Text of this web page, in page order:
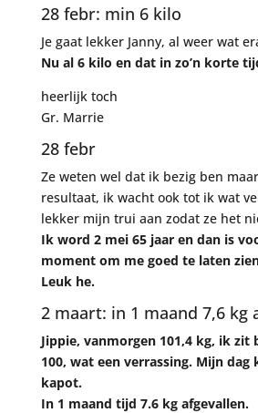
28 febr: min 6 kilo
Je gaat lekker Janny, al weer wat
Nu al 6 kilo en dat in zo’n korte
heerlijk toch
Gr. Marrie
28 febr
Ze weten wel dat ik bezig ben
resultaat, ik wacht ook tot ik wat
lekker mijn trui aan zodat ze het
Ik word 2 mei 65 jaar en dan is
moment om me goed te laten
Leuk he.
2 maart: in 1 maand 7,6 kg
Jippie, vanmorgen 101,4 kg, ik zit
100, wat een verrassing. Mijn dag
kapot.
In 1 maand tijd 7.6 kg afgevallen.